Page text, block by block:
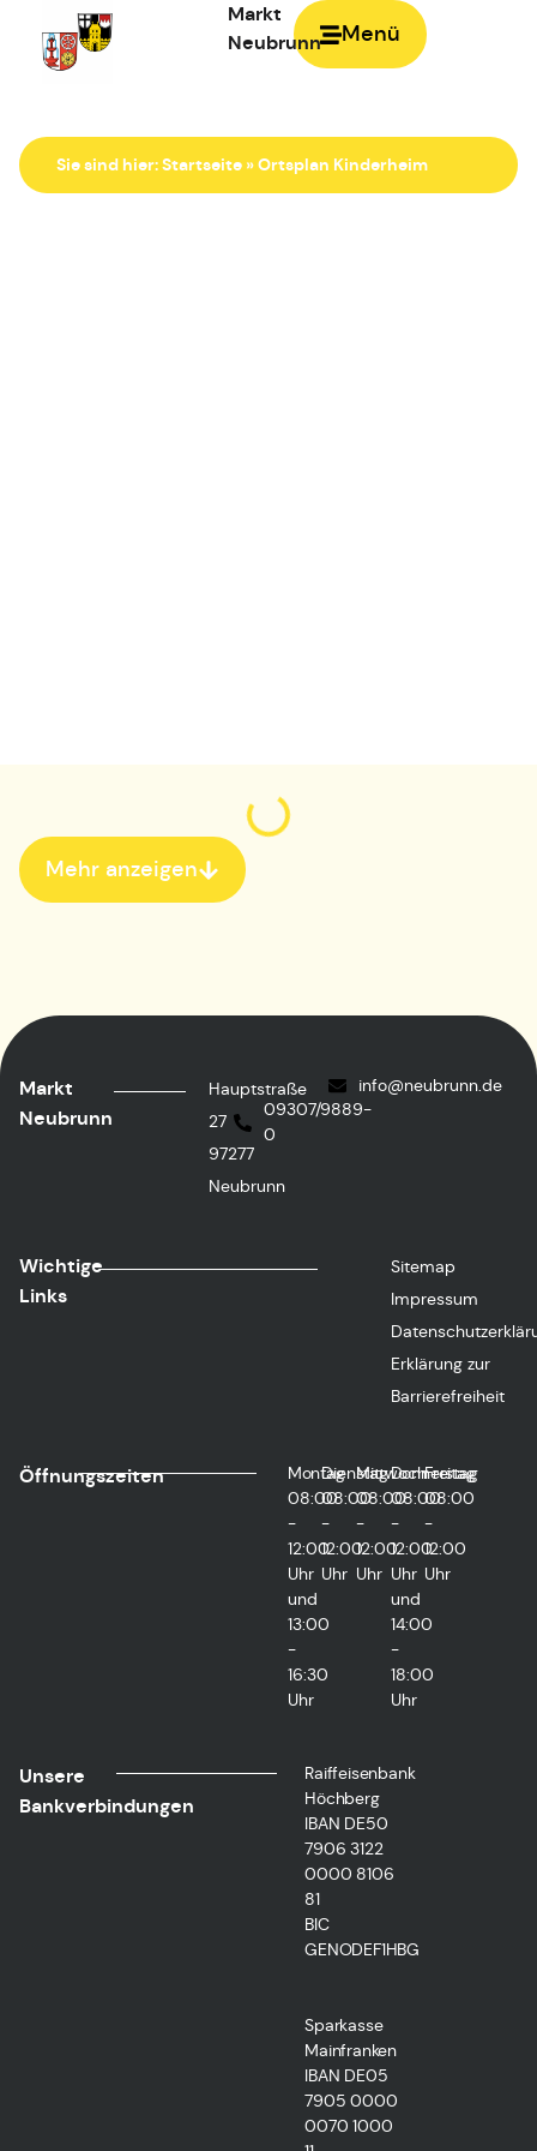
Menü
Markt
Neubrunn
Zur Startseite
Sie sind hier:Startseite »Ortsplan Kinderheim
Mehr anzeigen
Markt
Neubrunn
Hauptstraße
27
97277
Neubrunn
09307/9889-
0
info@neubrunn.de
Wichtige
Links
Sitemap
Impressum
Erklärung zur
Barrierefreiheit
Öffnungszeiten
Montag
08:00
-
12:00
Uhr
und
13:00
-
16:30
Uhr
Dienstag
08:00
-
12:00
Uhr
Mittwoch
08:00
-
12:00
Uhr
Donnerstag
08:00
-
12:00
Uhr
und
14:00
-
18:00
Uhr
Freitag
08:00
-
12:00
Uhr
Unsere
Bankverbindungen
Raiffeisenbank
Höchberg
IBAN DE50
7906 3122
0000 8106
81
BIC
GENODEF1HBG
Sparkasse
Mainfranken
IBAN DE05
7905 0000
0070 1000